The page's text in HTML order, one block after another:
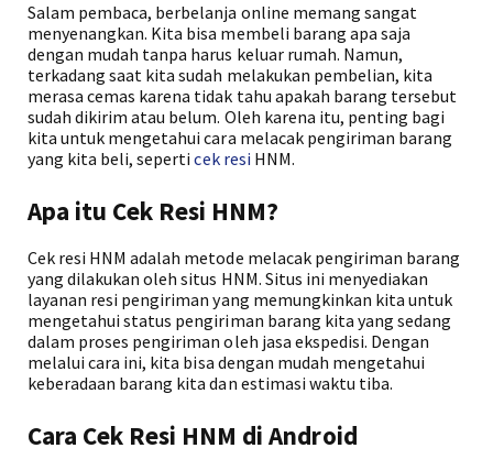
Salam pembaca, berbelanja online memang sangat
menyenangkan. Kita bisa membeli barang apa saja
dengan mudah tanpa harus keluar rumah. Namun,
terkadang saat kita sudah melakukan pembelian, kita
merasa cemas karena tidak tahu apakah barang tersebut
sudah dikirim atau belum. Oleh karena itu, penting bagi
kita untuk mengetahui cara melacak pengiriman barang
yang kita beli, seperticek resi HNM.
Apa itu Cek Resi HNM?
Cek resi HNM adalah metode melacak pengiriman barang
yang dilakukan oleh situs HNM. Situs ini menyediakan
layanan resi pengiriman yang memungkinkan kita untuk
mengetahui status pengiriman barang kita yang sedang
dalam proses pengiriman oleh jasa ekspedisi. Dengan
melalui cara ini, kita bisa dengan mudah mengetahui
keberadaan barang kita dan estimasi waktu tiba.
Cara Cek Resi HNM di Android